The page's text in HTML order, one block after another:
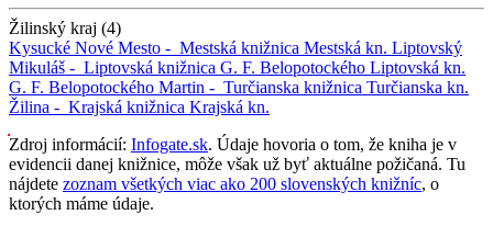
Žilinský kraj (4)
Kysucké Nové Mesto - Mestská knižnica Mestská kn. Liptovský
Mikuláš - Liptovská knižnica G. F. Belopotockého Liptovská kn.
G. F. Belopotockého Martin - Turčianska knižnica Turčianska kn.
Žilina - Krajská knižnica Krajská kn.
Zdroj informácií: Infogate.sk. Údaje hovoria o tom, že kniha je v
evidencii danej knižnice, môže však už byť aktuálne požičaná. Tu
nájdete zoznam všetkých viac ako 200 slovenských knižníc, o
ktorých máme údaje.